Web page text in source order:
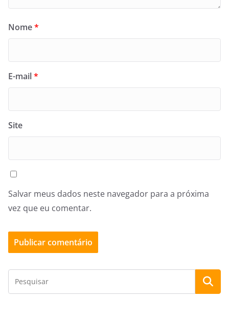
Nome*
E-mail*
Site
Salvar meus dados neste navegador para a próxima
vez que eu comentar.